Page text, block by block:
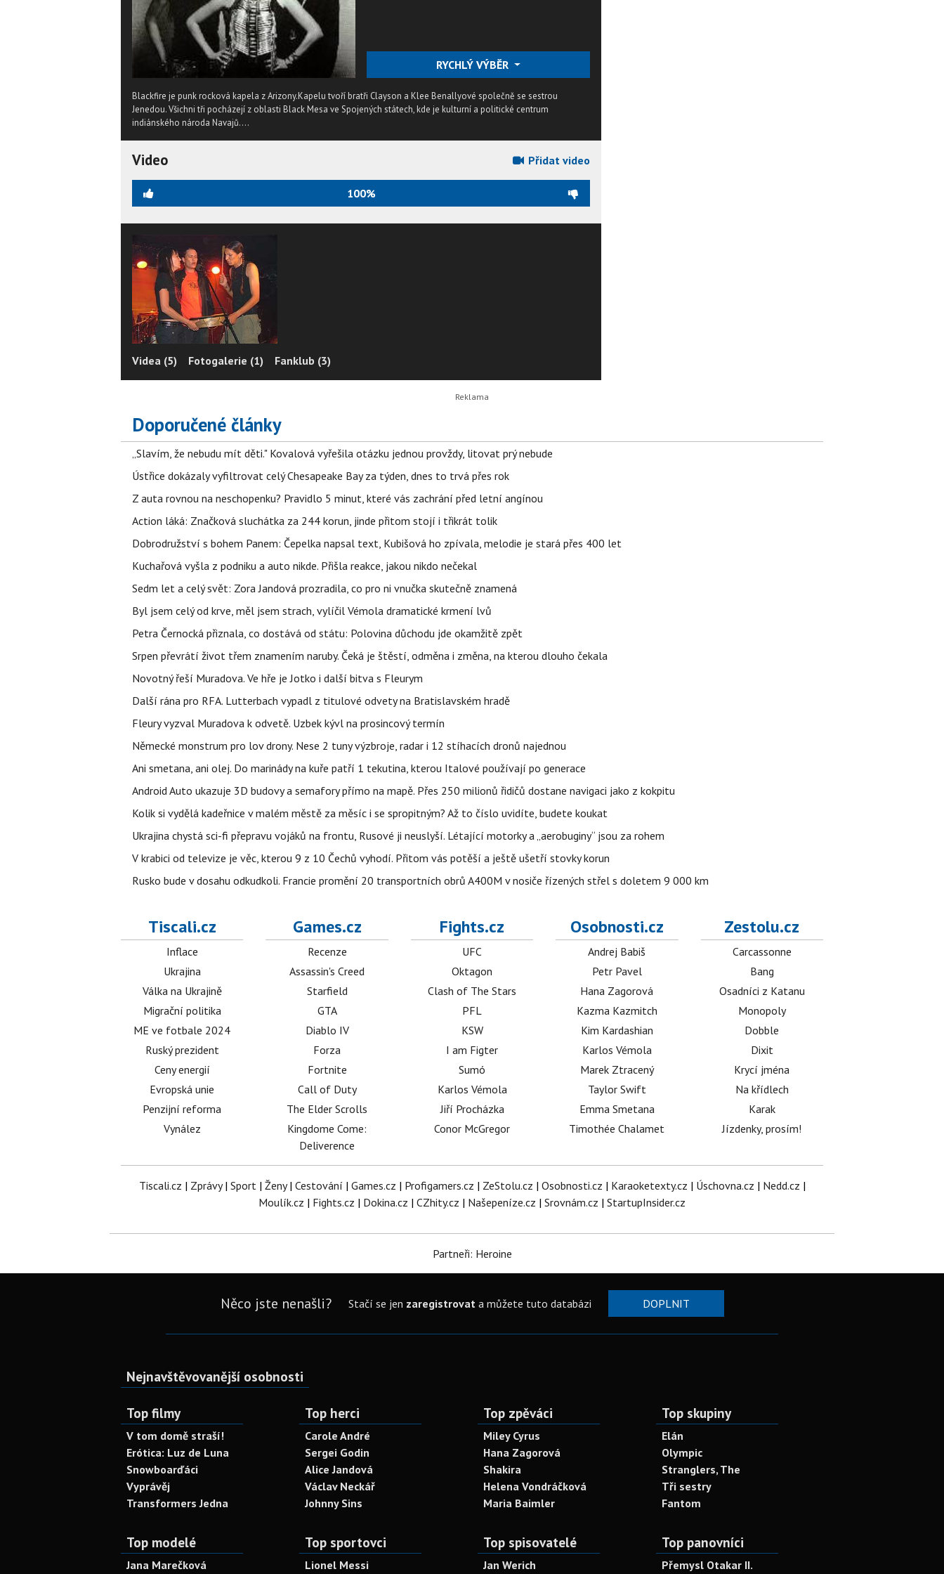
RYCHLÝ VÝBĚR
Blackfire je punk rocková kapela z Arizony.Kapelu tvoří bratři Clayson a Klee Benallyové společně se sestrou
Jenedou. Všichni tři pocházejí z oblasti Black Mesa ve Spojených státech, kde je kulturní a politické centrum
indiánského národa Navajů....
Video Přidat video
100%
Videa (5) Fotogalerie (1) Fanklub (3)
Doporučené články
„Slavím, že nebudu mít děti." Kovalová vyřešila otázku jednou provždy, litovat prý nebude
Ústřice dokázaly vyfiltrovat celý Chesapeake Bay za týden, dnes to trvá přes rok
Z auta rovnou na neschopenku? Pravidlo 5 minut, které vás zachrání před letní angínou
Action láká: Značková sluchátka za 244 korun, jinde přitom stojí i třikrát tolik
Dobrodružství s bohem Panem: Čepelka napsal text, Kubišová ho zpívala, melodie je stará přes 400 let
Kuchařová vyšla z podniku a auto nikde. Přišla reakce, jakou nikdo nečekal
Sedm let a celý svět: Zora Jandová prozradila, co pro ni vnučka skutečně znamená
Byl jsem celý od krve, měl jsem strach, vylíčil Vémola dramatické krmení lvů
Petra Černocká přiznala, co dostává od státu: Polovina důchodu jde okamžitě zpět
Srpen převrátí život třem znamením naruby. Čeká je štěstí, odměna i změna, na kterou dlouho čekala
Novotný řeší Muradova. Ve hře je Jotko i další bitva s Fleurym
Další rána pro RFA. Lutterbach vypadl z titulové odvety na Bratislavském hradě
Fleury vyzval Muradova k odvetě. Uzbek kývl na prosincový termín
Německé monstrum pro lov drony. Nese 2 tuny výzbroje, radar i 12 stíhacích dronů najednou
Ani smetana, ani olej. Do marinády na kuře patří 1 tekutina, kterou Italové používají po generace
Android Auto ukazuje 3D budovy a semafory přímo na mapě. Přes 250 milionů řidičů dostane navigaci jako z kokpitu
Kolik si vydělá kadeřnice v malém městě za měsíc i se spropitným? Až to číslo uvidíte, budete koukat
Ukrajina chystá sci-fi přepravu vojáků na frontu, Rusové ji neuslyší. Létající motorky a „aerobuginy“ jsou za rohem
V krabici od televize je věc, kterou 9 z 10 Čechů vyhodí. Přitom vás potěší a ještě ušetří stovky korun
Rusko bude v dosahu odkudkoli. Francie promění 20 transportních obrů A400M v nosiče řízených střel s doletem 9 000 km
Tiscali.cz
Inflace
Ukrajina
Válka na Ukrajině
Migrační politika
ME ve fotbale 2024
Ruský prezident
Ceny energií
Evropská unie
Penzijní reforma
Vynález
Games.cz
Recenze
Assassin's Creed
Starfield
GTA
Diablo IV
Forza
Fortnite
Call of Duty
The Elder Scrolls
Kingdome Come:
Deliverence
Fights.cz
UFC
Oktagon
Clash of The Stars
PFL
KSW
I am Figter
Sumó
Karlos Vémola
Jiří Procházka
Conor McGregor
Osobnosti.cz
Andrej Babiš
Petr Pavel
Hana Zagorová
Kazma Kazmitch
Kim Kardashian
Karlos Vémola
Marek Ztracený
Taylor Swift
Emma Smetana
Timothée Chalamet
Zestolu.cz
Carcassonne
Bang
Osadníci z Katanu
Monopoly
Dobble
Dixit
Krycí jména
Na křídlech
Karak
Jízdenky, prosím!
Tiscali.cz | Zprávy| Sport| Ženy| Cestování | Games.cz | Profigamers.cz | ZeStolu.cz | Osobnosti.cz | Karaoketexty.cz | Úschovna.cz | Nedd.cz |
Moulík.cz | Fights.cz | Dokina.cz | CZhity.cz | Našepeníze.cz | Srovnám.cz | StartupInsider.cz
Partneři: Heroine
Něco jste nenašli? Stačí se jen zaregistrovata můžete tuto databázi DOPLNIT
Nejnavštěvovanější osobnosti
Top filmy
V tom domě straší!
Erótica: Luz de Luna
Snowboarďáci
Vyprávěj
Transformers Jedna
Top herci
Carole André
Sergei Godin
Alice Jandová
Václav Neckář
Johnny Sins
Top zpěváci
Miley Cyrus
Hana Zagorová
Shakira
Helena Vondráčková
Maria Baimler
Top skupiny
Elán
Olympic
Stranglers, The
Tři sestry
Fantom
Top modelé
Jana Marečková
Top sportovci
Lionel Messi
Top spisovatelé
Jan Werich
Top panovníci
Přemysl Otakar II.